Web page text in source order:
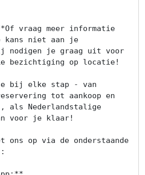
vraag meer informatie
kans niet aan je
nodigen je graag uit voor
bezichtiging op locatie!
je bij elke stap - van
tot aankoop en
als Nederlandstalige
voor je klaar!
ons op via de onderstaande